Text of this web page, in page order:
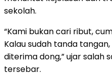
sekolah.
“Kami bukan cari ribut,
Kalau sudah tanda
diterima dong,” ujar salah
tersebar.